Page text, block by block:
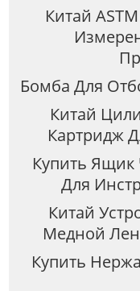
Китай
Бомба Для
Китай
Картридж
Купить
Для
Китай
Медной
Купить